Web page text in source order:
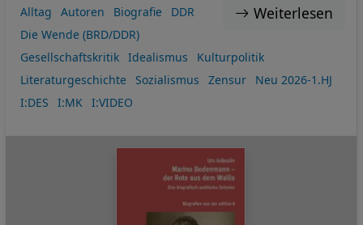
Weiterlesen
Alltag Autoren Biografie
DDR
Die Wende (BRD/DDR)
Gesellschaftskritik
Idealismus
Kulturpolitik
Literaturgeschichte
Sozialismus Zensur
Neu 2026-1.HJ
I:DES
I:MK I:VIDEO